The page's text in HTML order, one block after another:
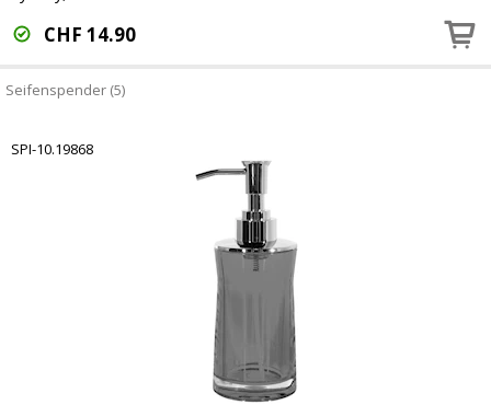
CHF 14.90
Seifenspender (5)
SPI-10.19868